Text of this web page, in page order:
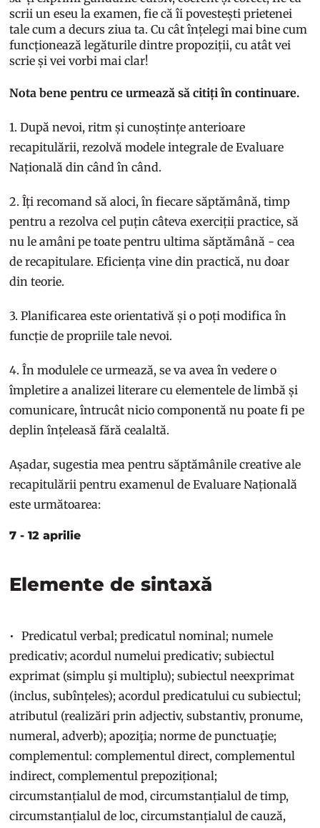
scrii un eseu la examen, fie că îi povestești prietenei
tale cum a decurs ziua ta. Cu cât înțelegi mai bine cum
funcționează legăturile dintre propoziții, cu atât vei
scrie și vei vorbi mai clar!
Nota bene pentru ce urmează să citiți în continuare.
1. După nevoi, ritm și cunoștințe anterioare
recapitulării, rezolvă modele integrale de Evaluare
Națională din când în când.
2. Îți recomand să aloci, în fiecare săptămână, timp
pentru a rezolva cel puțin câteva exerciții practice, să
nu le amâni pe toate pentru ultima săptămână - cea
de recapitulare. Eficiența vine din practică, nu doar
din teorie.
3. Planificarea este orientativă și o poți modifica în
funcție de propriile tale nevoi.
4. În modulele ce urmează, se va avea în vedere o
împletire a analizei literare cu elementele de limbă și
comunicare, întrucât nicio componentă nu poate fi pe
deplin înțeleasă fără cealaltă.
Așadar, sugestia mea pentru săptămânile creative ale
recapitulării pentru examenul de Evaluare Națională
este următoarea:
7 - 12 aprilie
Elemente de sintaxă
Predicatul verbal; predicatul nominal; numele
predicativ; acordul numelui predicativ; subiectul
exprimat (simplu şi multiplu); subiectul neexprimat
(inclus, subînțeles); acordul predicatului cu subiectul;
atributul (realizări prin adjectiv, substantiv, pronume,
numeral, adverb); apoziţia; norme de punctuaţie;
complementul: complementul direct, complementul
indirect, complementul prepozițional;
circumstanțialul de mod, circumstanțialul de timp,
circumstanțialul de loc, circumstanțialul de cauză,